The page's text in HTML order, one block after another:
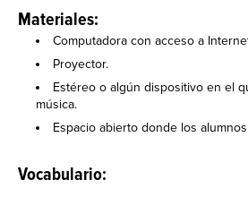
Materiales:
Computadora con acceso a
Proyector.
Estéreo o algún dispositivo en el
música.
Espacio abierto donde los
Vocabulario: